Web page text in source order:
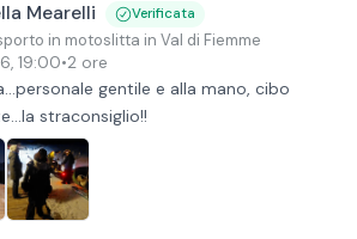
Mearelli Verificata
in motoslitta in Val di Fiemme
, 19:00•2 ore
gentile e alla mano, cibo
straconsiglio!!